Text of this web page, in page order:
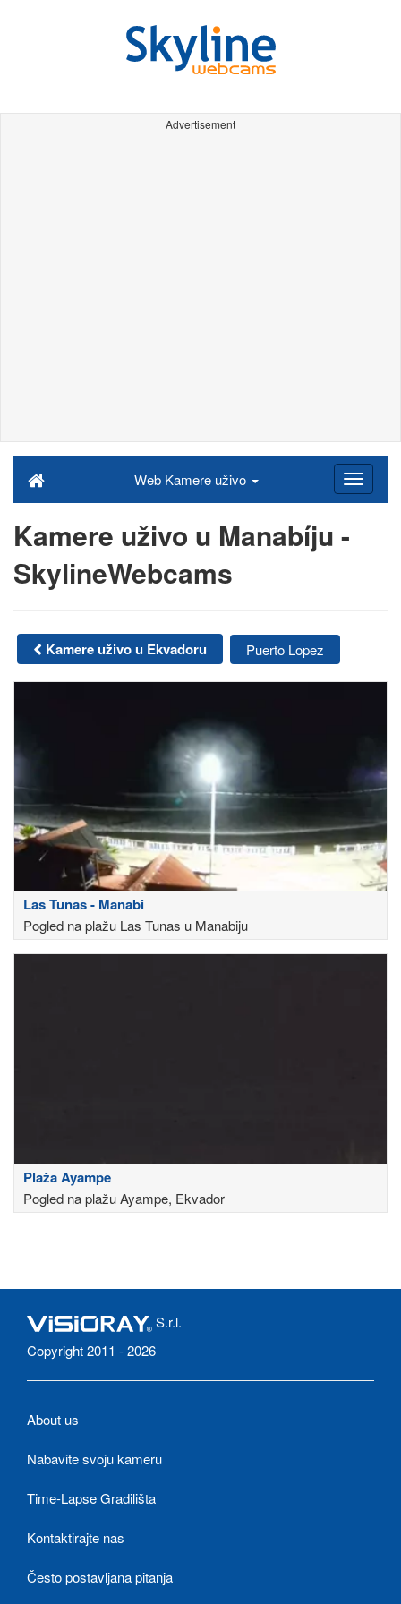
Advertisement
Web Kamere uživo
Kamere uživo u Manabíju -
SkylineWebcams
Kamere uživo u Ekvadoru Puerto Lopez
Las Tunas - Manabi
Pogled na plažu Las Tunas u Manabiju
Plaža Ayampe
Pogled na plažu Ayampe, Ekvador
S.r.l.
Copyright 2011 - 2026
About us
Nabavite svoju kameru
Time-Lapse Gradilišta
Kontaktirajte nas
Često postavljana pitanja